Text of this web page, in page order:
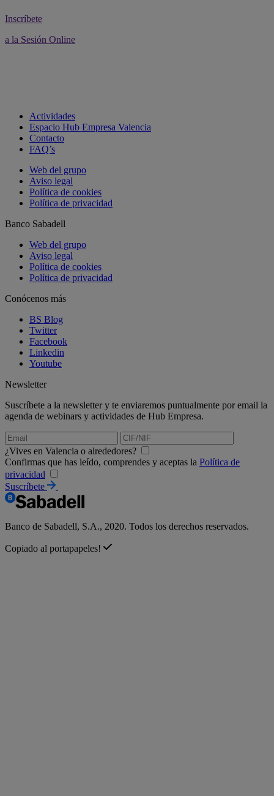
Inscríbete
a la Sesión Online
Actividades
Espacio Hub Empresa Valencia
Contacto
FAQ’s
Web del grupo
Aviso legal
Política de cookies
Política de privacidad
Banco Sabadell
Web del grupo
Aviso legal
Política de cookies
Política de privacidad
Conócenos más
BS Blog
Twitter
Facebook
Linkedin
Youtube
Newsletter
Suscríbete a la newsletter y te enviaremos puntualmente por email la
agenda de webinars y actividades de Hub Empresa.
¿Vives en Valencia o alrededores?
Confirmas que has leído, comprendes y aceptas la Política de
privacidad
Suscríbete
Banco de Sabadell, S.A., 2020. Todos los derechos reservados.
Copiado al portapapeles!